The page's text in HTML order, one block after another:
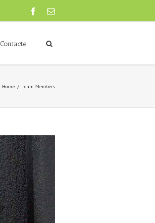
Contacte
Home Team Members